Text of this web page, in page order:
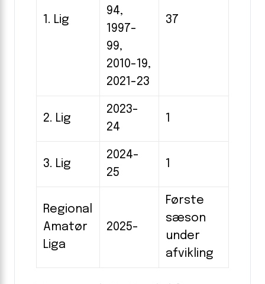
1. Lig
94,
1997-
99,
2010-19,
2021-23
37
2. Lig
2023-
24
1
3. Lig
2024-
25
1
Regional
Amatør
Liga
2025-
Første
sæson
under
afvikling